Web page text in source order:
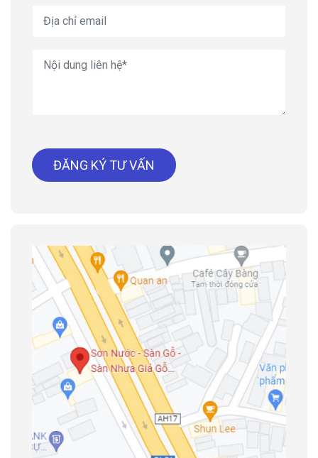
ĐĂNG KÝ TƯ VẤN